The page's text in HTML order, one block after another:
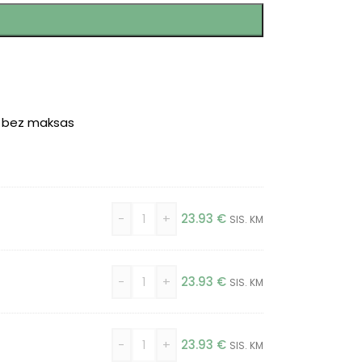
maksas
- + 23.93 € SIS. KM
- + 23.93 € SIS. KM
- + 23.93 € SIS. KM